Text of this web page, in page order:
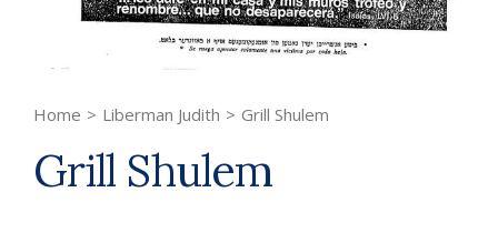
Home > Liberman Judith > Grill Shulem
Grill Shulem